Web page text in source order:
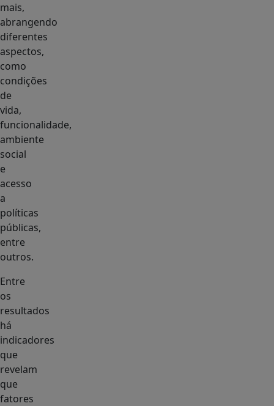
mais,
abrangendo
diferentes
aspectos,
como
condições
de
vida,
funcionalidade,
ambiente
social
e
acesso
a
políticas
públicas,
entre
outros.
Entre
os
resultados
há
indicadores
que
revelam
que
fatores